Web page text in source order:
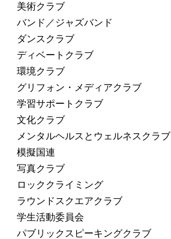
美術クラブ
バンド／ジャズバンド
ダンスクラブ
ディベートクラブ
環境クラブ
グリフォン・メディアクラブ
学習サポートクラブ
文化クラブ
メンタルヘルスとウェルネスクラブ
模擬国連
写真クラブ
ロッククライミング
ラウンドスクエアクラブ
学生活動委員会
パブリックスピーキングクラブ